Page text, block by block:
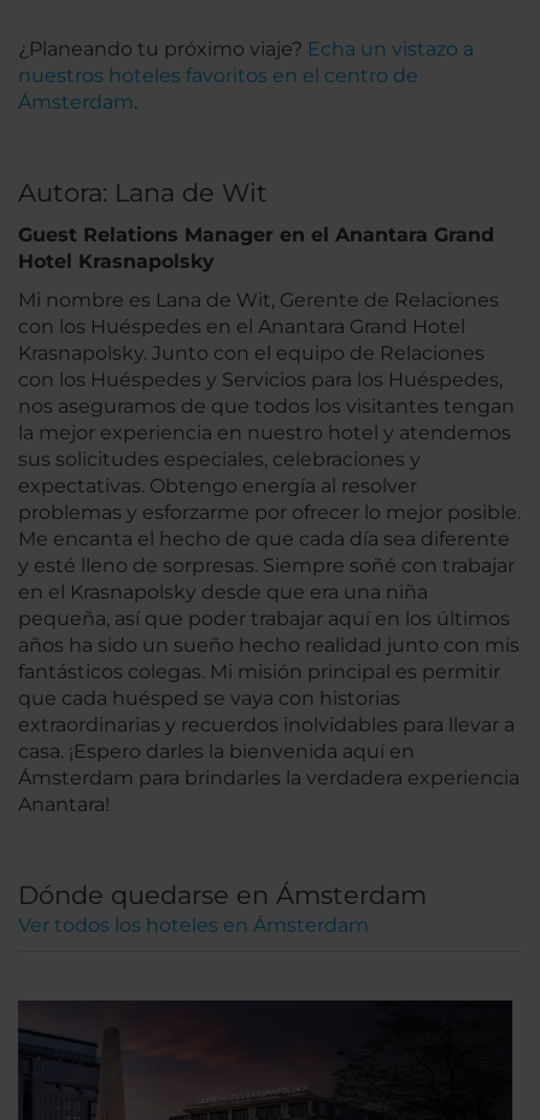
¿Planeando tu próximo viaje? Echa un vistazo a
nuestros hoteles favoritos en el centro de
Ámsterdam.
Autora: Lana de Wit
Guest Relations Manager en el Anantara Grand
Hotel Krasnapolsky
Mi nombre es Lana de Wit, Gerente de Relaciones
con los Huéspedes en el Anantara Grand Hotel
Krasnapolsky. Junto con el equipo de Relaciones
con los Huéspedes y Servicios para los Huéspedes,
nos aseguramos de que todos los visitantes tengan
la mejor experiencia en nuestro hotel y atendemos
sus solicitudes especiales, celebraciones y
expectativas. Obtengo energía al resolver
problemas y esforzarme por ofrecer lo mejor posible.
Me encanta el hecho de que cada día sea diferente
y esté lleno de sorpresas. Siempre soñé con trabajar
en el Krasnapolsky desde que era una niña
pequeña, así que poder trabajar aquí en los últimos
años ha sido un sueño hecho realidad junto con mis
fantásticos colegas. Mi misión principal es permitir
que cada huésped se vaya con historias
extraordinarias y recuerdos inolvidables para llevar a
casa. ¡Espero darles la bienvenida aquí en
Ámsterdam para brindarles la verdadera experiencia
Anantara!
Dónde quedarse en Ámsterdam
Ver todos los hoteles en Ámsterdam